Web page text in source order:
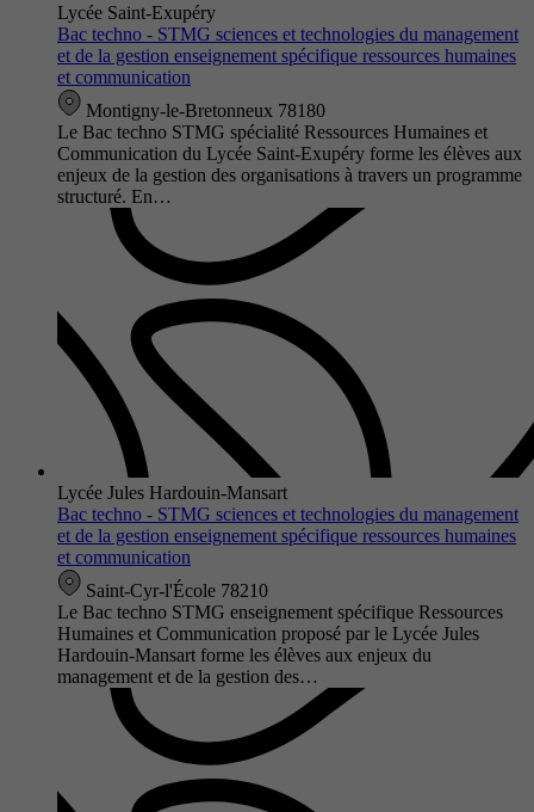
Lycée Saint-Exupéry
Bac techno - STMG sciences et technologies du management
et de la gestion enseignement spécifique ressources humaines
et communication
Montigny-le-Bretonneux 78180
Le Bac techno STMG spécialité Ressources Humaines et
Communication du Lycée Saint-Exupéry forme les élèves aux
enjeux de la gestion des organisations à travers un programme
structuré. En…
Lycée Jules Hardouin-Mansart
Bac techno - STMG sciences et technologies du management
et de la gestion enseignement spécifique ressources humaines
et communication
Saint-Cyr-l'École 78210
Le Bac techno STMG enseignement spécifique Ressources
Humaines et Communication proposé par le Lycée Jules
Hardouin-Mansart forme les élèves aux enjeux du
management et de la gestion des…